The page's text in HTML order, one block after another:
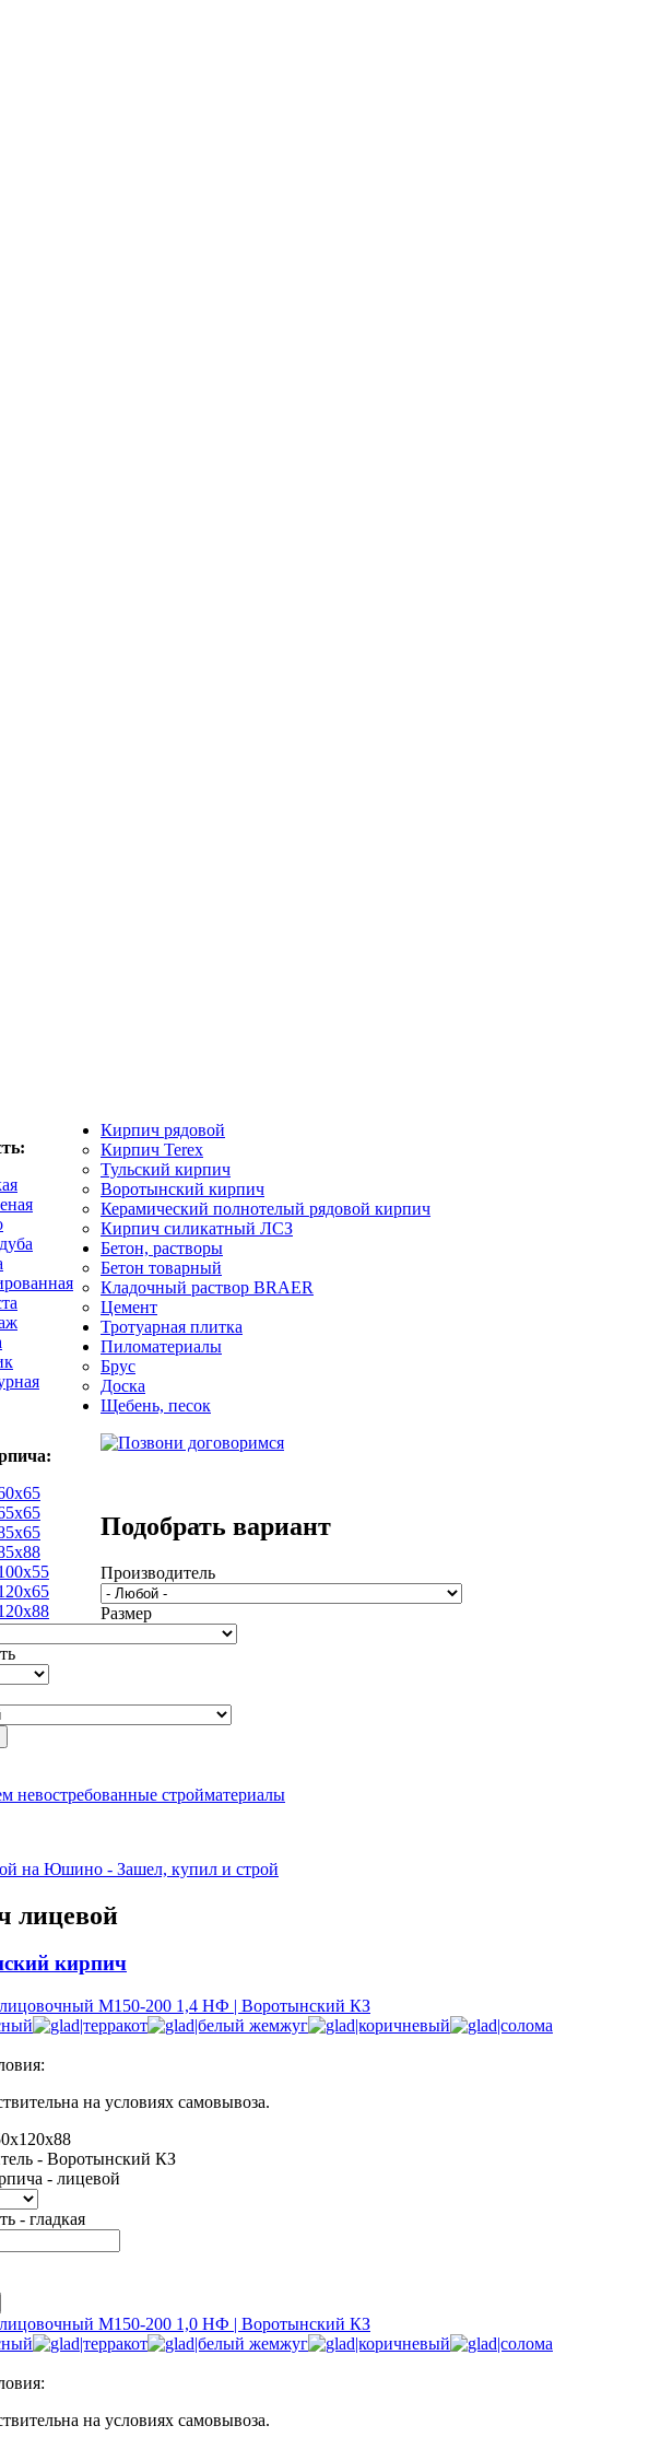
Кирпич рядовой
Кирпич Terex
Тульский кирпич
Воротынский кирпич
Керамический полнотелый рядовой кирпич
Кирпич силикатный ЛСЗ
Бетон, растворы
Бетон товарный
Кладочный раствор BRAER
Цемент
Тротуарная плитка
Пиломатериалы
Брус
Доска
Щебень, песок
Подобрать вариант
Производитель
Размер
лицевой
кирпич
М150-200 1,4 НФ | Воротынский КЗ
на условиях самовывоза.
- Воротынский КЗ
- лицевой
- гладкая
М150-200 1,0 НФ | Воротынский КЗ
на условиях самовывоза.